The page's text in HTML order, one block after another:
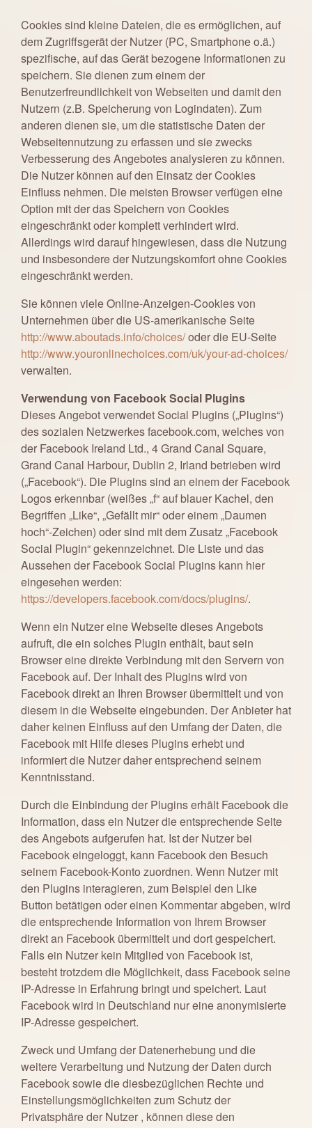
Cookies sind kleine Dateien, die es ermöglichen, auf
dem Zugriffsgerät der Nutzer (PC, Smartphone o.ä.)
spezifische, auf das Gerät bezogene Informationen zu
speichern. Sie dienen zum einem der
Benutzerfreundlichkeit von Webseiten und damit den
Nutzern (z.B. Speicherung von Logindaten). Zum
anderen dienen sie, um die statistische Daten der
Webseitennutzung zu erfassen und sie zwecks
Verbesserung des Angebotes analysieren zu können.
Die Nutzer können auf den Einsatz der Cookies
Einfluss nehmen. Die meisten Browser verfügen eine
Option mit der das Speichern von Cookies
eingeschränkt oder komplett verhindert wird.
Allerdings wird darauf hingewiesen, dass die Nutzung
und insbesondere der Nutzungskomfort ohne Cookies
eingeschränkt werden.
Sie können viele Online-Anzeigen-Cookies von
Unternehmen über die US-amerikanische Seite
http://www.aboutads.info/choices/oder die EU-Seite
http://www.youronlinechoices.com/uk/your-ad-choices/
verwalten.
Verwendung von Facebook Social Plugins
Dieses Angebot verwendet Social Plugins („Plugins“)
des sozialen Netzwerkes facebook.com, welches von
der Facebook Ireland Ltd., 4 Grand Canal Square,
Grand Canal Harbour, Dublin 2, Irland betrieben wird
(„Facebook“). Die Plugins sind an einem der Facebook
Logos erkennbar (weißes „f“ auf blauer Kachel, den
Begriffen „Like“, „Gefällt mir“ oder einem „Daumen
hoch“-Zeichen) oder sind mit dem Zusatz „Facebook
Social Plugin“ gekennzeichnet. Die Liste und das
Aussehen der Facebook Social Plugins kann hier
eingesehen werden:
https://developers.facebook.com/docs/plugins/.
Wenn ein Nutzer eine Webseite dieses Angebots
aufruft, die ein solches Plugin enthält, baut sein
Browser eine direkte Verbindung mit den Servern von
Facebook auf. Der Inhalt des Plugins wird von
Facebook direkt an Ihren Browser übermittelt und von
diesem in die Webseite eingebunden. Der Anbieter hat
daher keinen Einfluss auf den Umfang der Daten, die
Facebook mit Hilfe dieses Plugins erhebt und
informiert die Nutzer daher entsprechend seinem
Kenntnisstand.
Durch die Einbindung der Plugins erhält Facebook die
Information, dass ein Nutzer die entsprechende Seite
des Angebots aufgerufen hat. Ist der Nutzer bei
Facebook eingeloggt, kann Facebook den Besuch
seinem Facebook-Konto zuordnen. Wenn Nutzer mit
den Plugins interagieren, zum Beispiel den Like
Button betätigen oder einen Kommentar abgeben, wird
die entsprechende Information von Ihrem Browser
direkt an Facebook übermittelt und dort gespeichert.
Falls ein Nutzer kein Mitglied von Facebook ist,
besteht trotzdem die Möglichkeit, dass Facebook seine
IP-Adresse in Erfahrung bringt und speichert. Laut
Facebook wird in Deutschland nur eine anonymisierte
IP-Adresse gespeichert.
Zweck und Umfang der Datenerhebung und die
weitere Verarbeitung und Nutzung der Daten durch
Facebook sowie die diesbezüglichen Rechte und
Einstellungsmöglichkeiten zum Schutz der
Privatsphäre der Nutzer , können diese den